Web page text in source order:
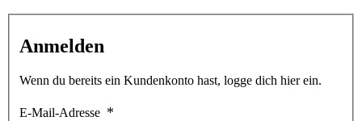
Anmelden
Wenn du bereits ein Kundenkonto hast, logge dich hier ein.
E-Mail-Adresse